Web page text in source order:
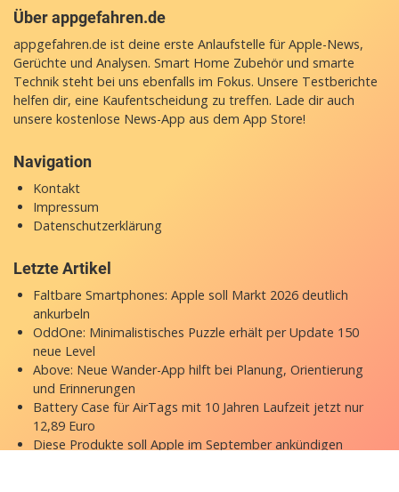
Über appgefahren.de
appgefahren.de ist deine erste Anlaufstelle für Apple-News,
Gerüchte und Analysen. Smart Home Zubehör und smarte
Technik steht bei uns ebenfalls im Fokus. Unsere Testberichte
helfen dir, eine Kaufentscheidung zu treffen. Lade dir auch
unsere kostenlose News-App aus dem App Store!
Navigation
Kontakt
Impressum
Datenschutzerklärung
Letzte Artikel
Faltbare Smartphones: Apple soll Markt 2026 deutlich
ankurbeln
OddOne: Minimalistisches Puzzle erhält per Update 150
neue Level
Above: Neue Wander-App hilft bei Planung, Orientierung
und Erinnerungen
Battery Case für AirTags mit 10 Jahren Laufzeit jetzt nur
12,89 Euro
Diese Produkte soll Apple im September ankündigen